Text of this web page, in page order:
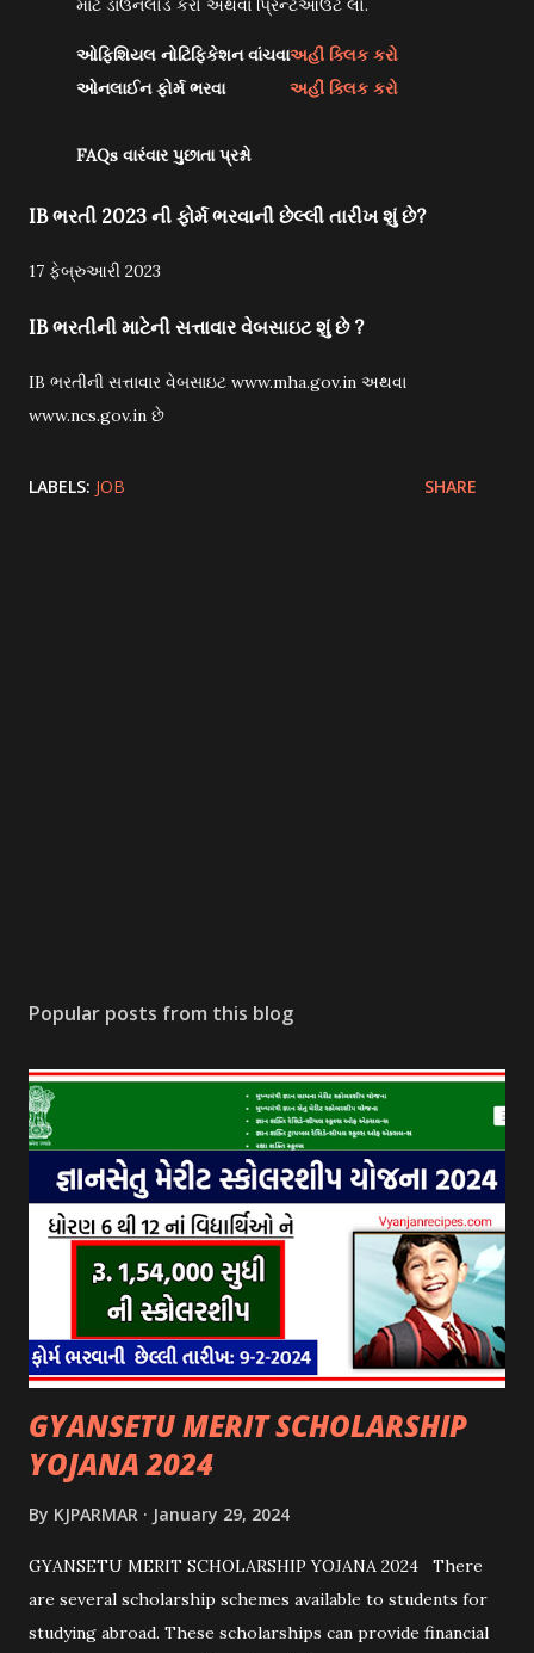
માટે ડાઉનલોડ કરો અથવા પ્રિન્ટઆઉટ લો.
ઓફિશિયલ નોટિફિકેશન વાંચવાઅહીં ક્લિક કરો
ઓનલાઈન ફોર્મ ભરવા
અહીં ક્લિક કરો
FAQs વારંવાર પુછાતા પ્રશ્નો
IB ભરતી 2023 ની ફોર્મ ભરવાની છેલ્લી તારીખ શું છે?
17 ફેબ્રુઆરી 2023
IB ભરતીની માટેની સત્તાવાર વેબસાઇટ શું છે?
IB ભરતીની સત્તાવાર વેબસાઇટ www.mha.gov.in અથવા
www.ncs.gov.in છે
LABELS: JOB SHARE
Popular posts from this blog
GYANSETU MERIT SCHOLARSHIP
YOJANA 2024
By KJPARMAR January 29, 2024
GYANSETU MERIT SCHOLARSHIP YOJANA 2024 There
are several scholarship schemes available to students for
studying abroad. These scholarships can provide financial